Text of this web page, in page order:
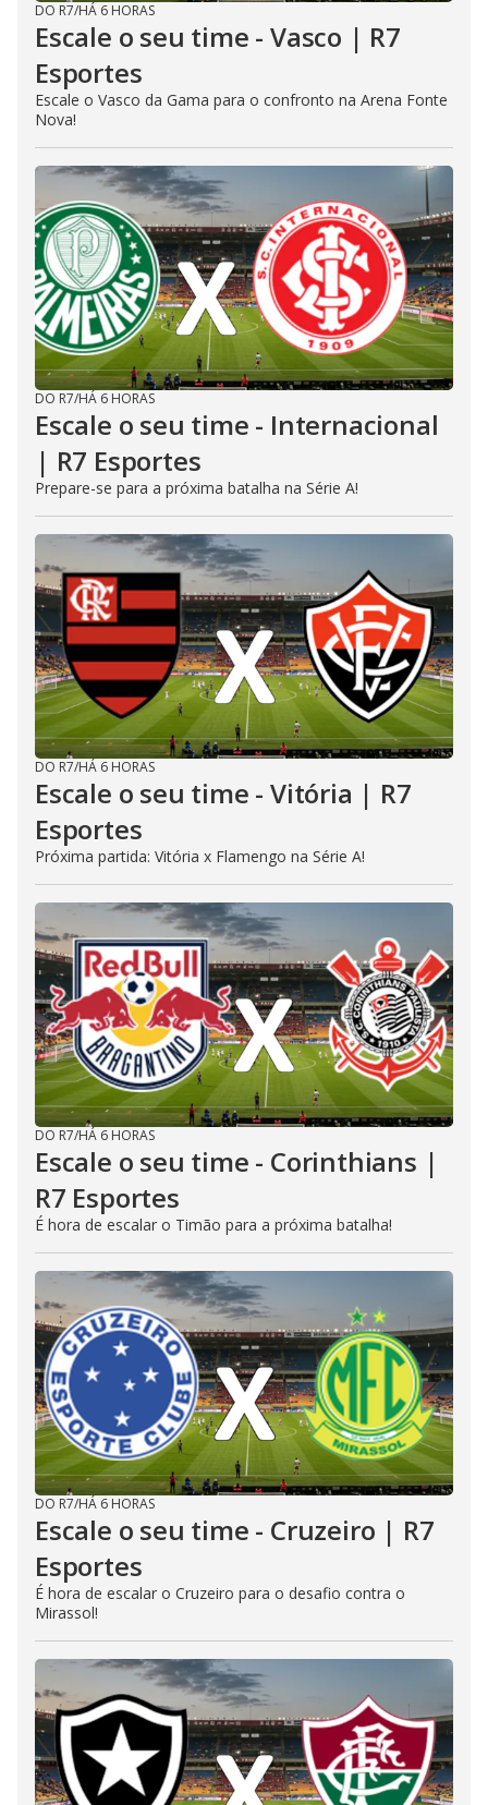
DO R7/HÁ 6 HORAS
Escale o seu time - Vasco | R7
Esportes
Escale o Vasco da Gama para o confronto na Arena Fonte
Nova!
DO R7/HÁ 6 HORAS
Escale o seu time - Internacional
| R7 Esportes
Prepare-se para a próxima batalha na Série A!
DO R7/HÁ 6 HORAS
Escale o seu time - Vitória | R7
Esportes
Próxima partida: Vitória x Flamengo na Série A!
DO R7/HÁ 6 HORAS
Escale o seu time - Corinthians |
R7 Esportes
É hora de escalar o Timão para a próxima batalha!
DO R7/HÁ 6 HORAS
Escale o seu time - Cruzeiro | R7
Esportes
É hora de escalar o Cruzeiro para o desafio contra o
Mirassol!